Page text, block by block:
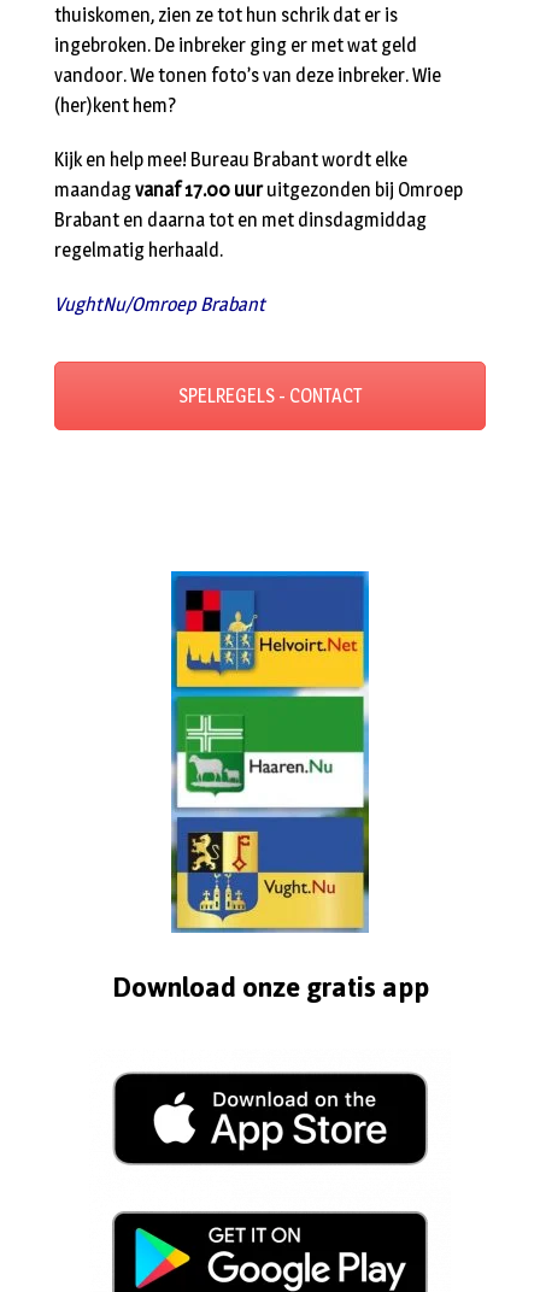
thuiskomen, zien ze tot hun schrik dat er is
ingebroken. De inbreker ging er met wat geld
vandoor. We tonen foto’s van deze inbreker. Wie
(her)kent hem?
Kijk en help mee! Bureau Brabant wordt elke
maandagvanaf 17.00 uuruitgezonden bij Omroep
Brabant en daarna tot en met dinsdagmiddag
regelmatig herhaald.
VughtNu/Omroep Brabant
SPELREGELS - CONTACT
Download onze gratis app